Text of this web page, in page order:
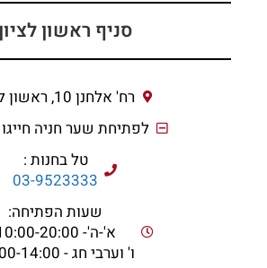
סניף ראשון
רח' אלחנן 10, ראשון לציון
לפתיחת שער חניה
טל בחנות :
03-9523333
שעות הפתיחה:
א'-ה'- 10:00-20:00
ו' וערבי חג - 09:00-14:00